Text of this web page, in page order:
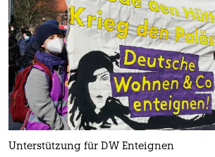
Unterstützung für DW Enteignen